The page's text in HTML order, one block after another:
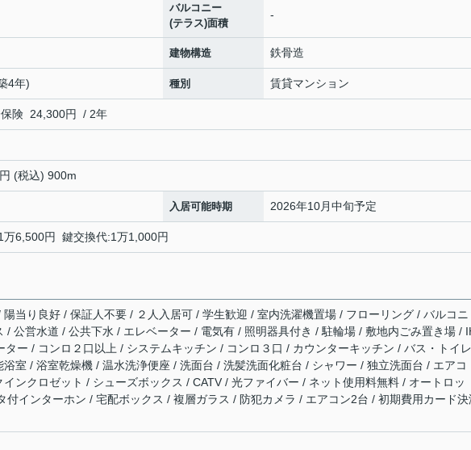
バルコニー
(テラス)面積
-
建物構造 鉄骨造
4年) 種別 賃貸マンション
険 24,300円 / 2年
(税込) 900m
入居可能時期 2026年10月中旬予定
万6,500円 鍵交換代:1万1,000円
陽当り良好 / 保証人不要 / ２人入居可 / 学生歓迎 / 室内洗濯機置場 / フローリング / バルコニ
/ 公営水道 / 公共下水 / エレベーター / 電気有 / 照明器具付き / 駐輪場 / 敷地内ごみ置き場 /
ター / コンロ２口以上 / システムキッチン / コンロ３口 / カウンターキッチン / バス・トイレ
浴室 / 浴室乾燥機 / 温水洗浄便座 / 洗面台 / 洗髪洗面化粧台 / シャワー / 独立洗面台 / エアコ
インクロゼット / シューズボックス / CATV / 光ファイバー / ネット使用料無料 / オートロッ
付インターホン / 宅配ボックス / 複層ガラス / 防犯カメラ / エアコン2台 / 初期費用カード決